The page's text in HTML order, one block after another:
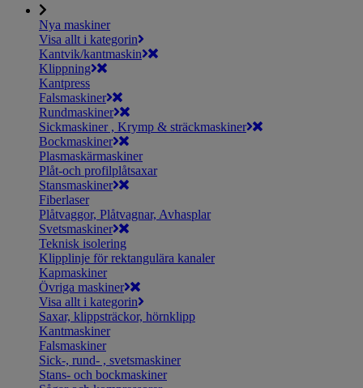
Nya maskiner
Visa allt i kategorin
Kantvik/kantmaskin
Klippning
Kantpress
Falsmaskiner
Rundmaskiner
Sickmaskiner , Krymp & sträckmaskiner
Bockmaskiner
Plasmaskärmaskiner
Plåt-och profilplåtsaxar
Stansmaskiner
Fiberlaser
Plåtvaggor, Plåtvagnar, Avhasplar
Svetsmaskiner
Teknisk isolering
Klipplinje för rektangulära kanaler
Kapmaskiner
Övriga maskiner
Visa allt i kategorin
Saxar, klippsträckor, hörnklipp
Kantmaskiner
Falsmaskiner
Sick-, rund- , svetsmaskiner
Stans- och bockmaskiner